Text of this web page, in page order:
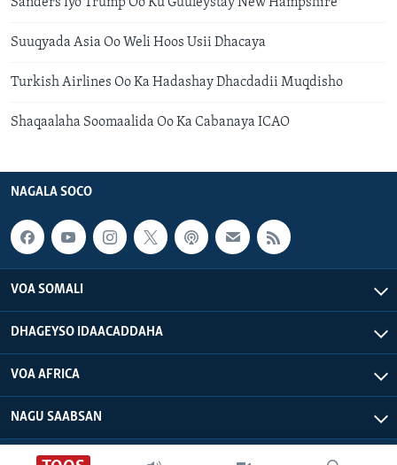
Sanders Iyo Trump Oo Ku Guuleystay New Hampshire
Suuqyada Asia Oo Weli Hoos Usii Dhacaya
Turkish Airlines Oo Ka Hadashay Dhacdadii Muqdisho
Shaqaalaha Soomaalida Oo Ka Cabanaya ICAO
NAGALA SOCO
VOA SOMALI
DHAGEYSO IDAACADDAHA
VOA AFRICA
NAGU SAABSAN